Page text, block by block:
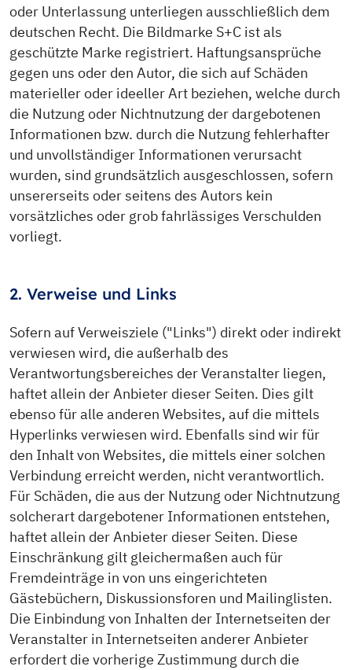
oder Unterlassung unterliegen ausschließlich dem
deutschen Recht. Die Bildmarke S+C ist als
geschützte Marke registriert. Haftungsansprüche
gegen uns oder den Autor, die sich auf Schäden
materieller oder ideeller Art beziehen, welche durch
die Nutzung oder Nichtnutzung der dargebotenen
Informationen bzw. durch die Nutzung fehlerhafter
und unvollständiger Informationen verursacht
wurden, sind grundsätzlich ausgeschlossen, sofern
unsererseits oder seitens des Autors kein
vorsätzliches oder grob fahrlässiges Verschulden
vorliegt.
2. Verweise und Links
Sofern auf Verweisziele ("Links") direkt oder indirekt
verwiesen wird, die außerhalb des
Verantwortungsbereiches der Veranstalter liegen,
haftet allein der Anbieter dieser Seiten. Dies gilt
ebenso für alle anderen Websites, auf die mittels
Hyperlinks verwiesen wird. Ebenfalls sind wir für
den Inhalt von Websites, die mittels einer solchen
Verbindung erreicht werden, nicht verantwortlich.
Für Schäden, die aus der Nutzung oder Nichtnutzung
solcherart dargebotener Informationen entstehen,
haftet allein der Anbieter dieser Seiten. Diese
Einschränkung gilt gleichermaßen auch für
Fremdeinträge in von uns eingerichteten
Gästebüchern, Diskussionsforen und Mailinglisten.
Die Einbindung von Inhalten der Internetseiten der
Veranstalter in Internetseiten anderer Anbieter
erfordert die vorherige Zustimmung durch die